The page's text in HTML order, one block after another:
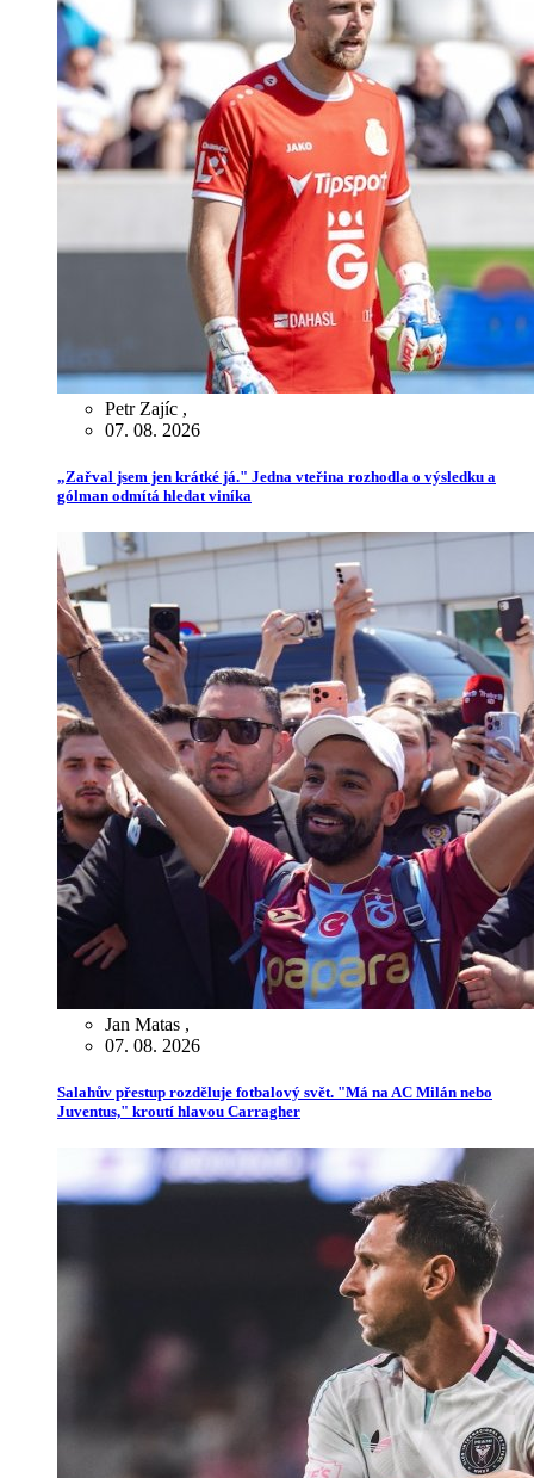
Petr Zajíc ,
07. 08. 2026
„Zařval jsem jen krátké já." Jedna vteřina rozhodla o výsledku a
gólman odmítá hledat viníka
Jan Matas ,
07. 08. 2026
Salahův přestup rozděluje fotbalový svět. "Má na AC Milán nebo
Juventus," kroutí hlavou Carragher